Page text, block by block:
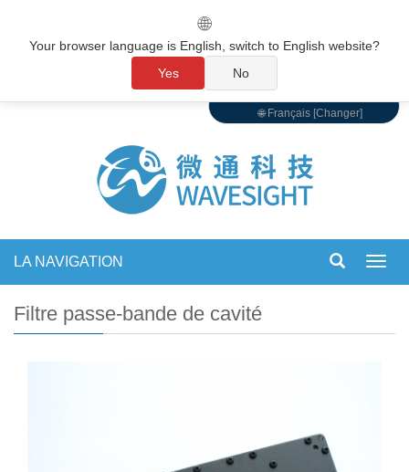
🌐 Français [Changer]
LA NAVIGATION
Filtre passe-bande de cavité
🌐
Your browser language is English, switch to English website?
Yes
No